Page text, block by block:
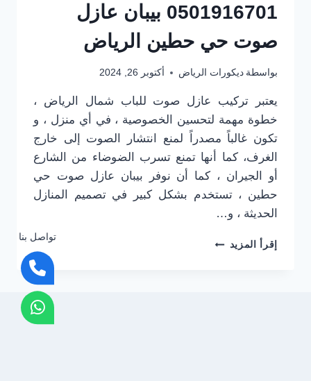
0501916701 بيبان عازل
صوت حي حطين الرياض
بواسطة ديكورات الرياض أكتوبر 26, 2024
يعتبر تركيب عازل صوت للباب شمال الرياض ،
خطوة مهمة لتحسين الخصوصية ، في أي منزل ، و
تكون غالباً مصدراً لمنع انتشار الصوت إلى خارج
الغرف، كما أنها تمنع تسرب الضوضاء من الشارع
أو الجيران ، كما أن نوفر بيبان عازل صوت حي
حطين ، تستخدم بشكل كبير في تصميم المنازل
الحديثة ، و…
إقرأ المزيد تركيب
تواصل بنا